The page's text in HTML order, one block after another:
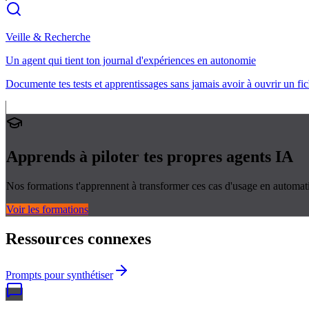
Veille & Recherche
Un agent qui tient ton journal d'expériences en autonomie
Documente tes tests et apprentissages sans jamais avoir à ouvrir un
Apprends à piloter tes propres agents IA
Nos formations t'apprennent à transformer ces cas d'usage en
Voir les formations
Ressources connexes
Prompts pour synthétiser